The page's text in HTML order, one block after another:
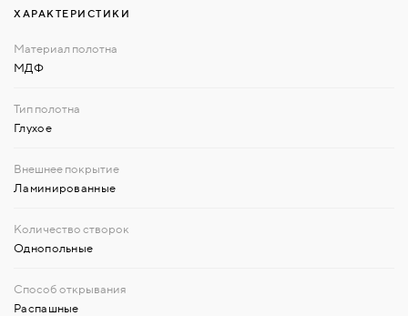
ХАРАКТЕРИСТИКИ
МДФ
Глухое
Ламинированные
Однопольные
Распашные